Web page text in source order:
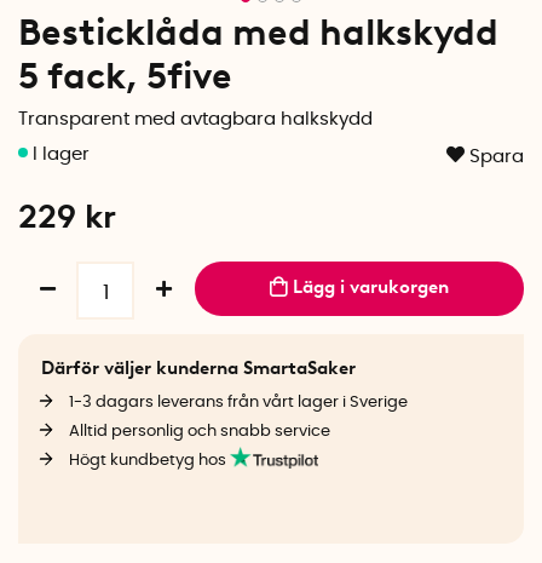
Besticklåda med halkskydd
5 fack, 5five
Transparent med avtagbara halkskydd
Spara
229 kr
Lägg i varukorgen
Därför väljer kunderna SmartaSaker
1-3 dagars leverans från vårt lager i Sverige
Alltid personlig och snabb service
Högt kundbetyg hos